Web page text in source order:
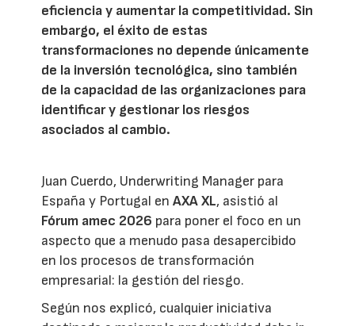
eficiencia y aumentar la competitividad. Sin
embargo, el éxito de estas
transformaciones no depende únicamente
de la inversión tecnológica, sino también
de la capacidad de las organizaciones para
identificar y gestionar los riesgos
asociados al cambio.
Juan Cuerdo, Underwriting Manager para
España y Portugal enAXA XL, asistió al
Fórum amec 2026 para poner el foco en un
aspecto que a menudo pasa desapercibido
en los procesos de transformación
empresarial: la gestión del riesgo.
Según nos explicó, cualquier iniciativa